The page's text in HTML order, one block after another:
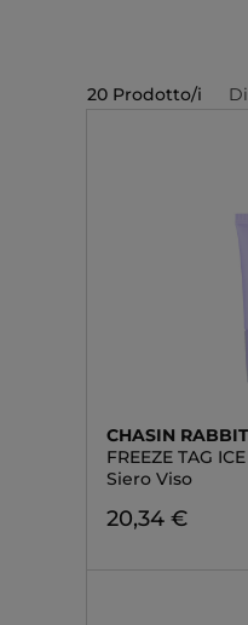
20 Prodotto/i
CHASIN
FREEZE TAG
Siero Viso
20,34 €